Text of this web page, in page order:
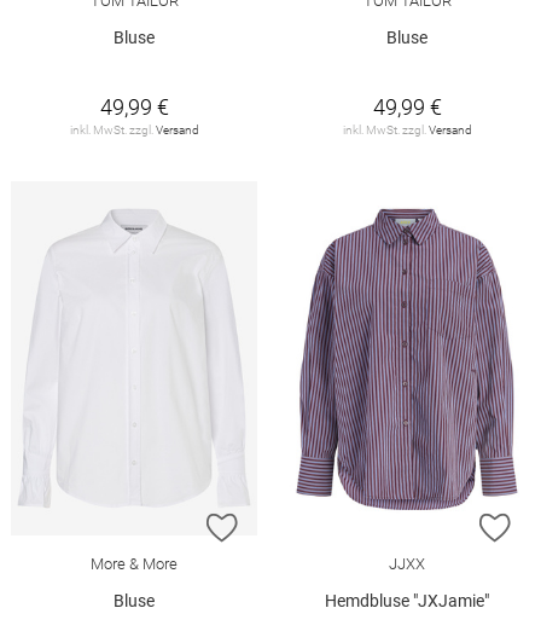
Bluse
49,99 €
inkl. MwSt. zzgl.Versand
Bluse
49,99 €
inkl. MwSt. zzgl.Versand
ZUR WUNSCHLISTE HINZUFÜGEN
More & More
Bluse
JJXX
Hemdbluse "JXJamie"